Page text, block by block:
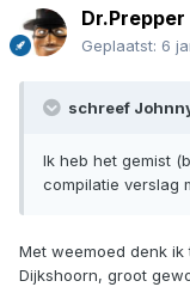
Dr.Prepper
Geplaatst: 6
schreef
Ik heb het gemist
compilatie verslag
Met weemoed denk ik
Dijkshoorn, groot